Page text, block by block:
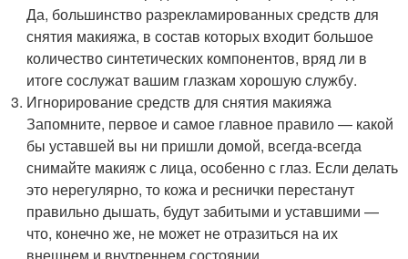
Да, большинство разрекламированных средств для
снятия макияжа, в состав которых входит большое
количество синтетических компонентов, вряд ли в
итоге сослужат вашим глазкам хорошую службу.
Игнорирование средств для снятия макияжа
Запомните, первое и самое главное правило — какой
бы уставшей вы ни пришли домой, всегда-всегда
снимайте макияж с лица, особенно с глаз. Если делать
это нерегулярно, то кожа и реснички перестанут
правильно дышать, будут забитыми и уставшими —
что, конечно же, не может не отразиться на их
внешнем и внутреннем состоянии.